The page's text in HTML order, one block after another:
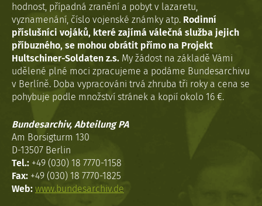
hodnost, případná zranění a pobyt v lazaretu,
vyznamenání, číslo vojenské známky atp. Rodinní
příslušníci vojáků, které zajímá válečná služba jejich
příbuzného, se mohou obrátit přímo na Projekt
Hultschiner-Soldaten z.s. My žádost na základě Vámi
udělené plné moci zpracujeme a podáme Bundesarchivu
v Berlíně. Doba vypracováni trvá zhruba tři roky a cena se
pohybuje podle množství stránek a kopií okolo 16 €.
Bundesarchiv, Abteilung PA
Am Borsigturm 130
D-13507 Berlin
Tel.: +49 (030) 18 7770-1158
Fax: +49 (030) 18 7770-1825
Web: www.bundesarchiv.de